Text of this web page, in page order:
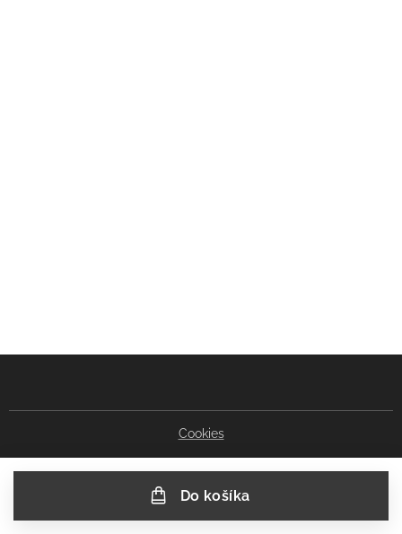
Do košíka
Cookies